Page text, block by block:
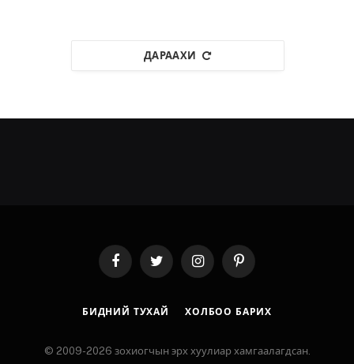
ДАРААХИ
FacebookTwitter InstagramPinterest
БИДНИЙ ТУХАЙ ХОЛБОО БАРИХ
© 2009-2026 зохиогчын эрх хуулиар хамгаалагдсан.